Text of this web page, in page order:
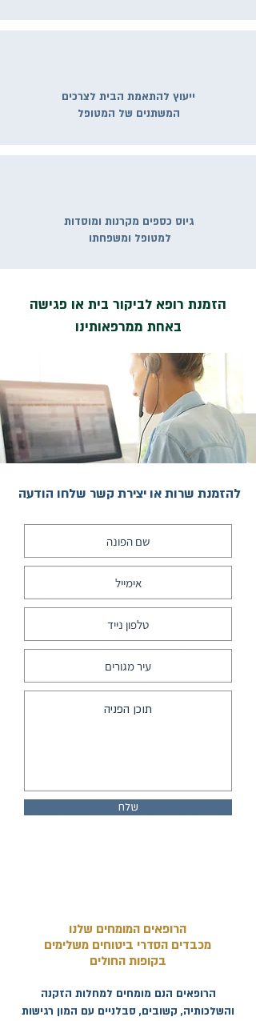
ייעוץ להתאמת הבית לצרכים
המשתנים של המטופל
גיוס כספים מקרנות ומוסדות
למטופל ומשפחתו
הזמנת רופא לביקור בית או פגישה
באחת ממרפאותינו
להזמנת שרות או יצירת קשר שלחו הודעה
שלח
הרופאים המומחים שלנו
מכבדים הסדרי ביטוחים משלימים
בקופות החולים
הרופאים הנם מומחים למחלות הזקנה
והשלכותיה, קשובים, סבלניים עם המון רגישות